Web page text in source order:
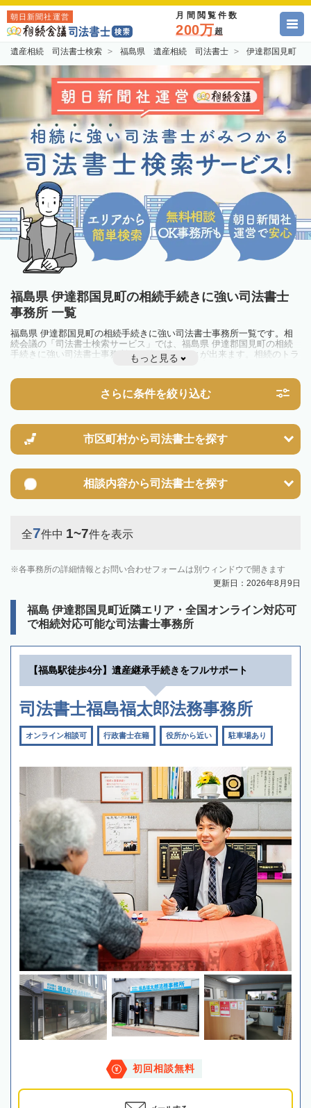
朝日新聞社運営 月間閲覧件数
200万超
遺産相続 司法書士検索 福島県 遺産相続 司法書士 伊達郡国見町
福島県 伊達郡国見町の相続手続きに強い司法書士
事務所 一覧
福島県 伊達郡国見町の相続手続きに強い司法書士事務所一覧です。相
続会議の「司法書士検索サービス」では、福島県 伊達郡国見町の相続
手続きに強い司法書士事務所を一覧で見ることが出来ます。相続のトラ
ブルやお悩みを抱えている方は一度近隣の司法書士に相談してみましょ
もっと見る
さらに条件を絞り込む
市区町村から司法書士を探す
相談内容から司法書士を探す
全7件中 1~7件を表示
各事務所の詳細情報とお問い合わせフォームは別ウィンドウで開きます
更新日：2026年8月9日
福島 伊達郡国見町近隣エリア・全国オンライン対応可
で相続対応可能な司法書士事務所
【福島駅徒歩4分】遺産継承手続きをフルサポート
司法書士福島福太郎法務事務所
オンライン相談可 行政書士在籍 役所から近い 駐車場あり
初回相談無料